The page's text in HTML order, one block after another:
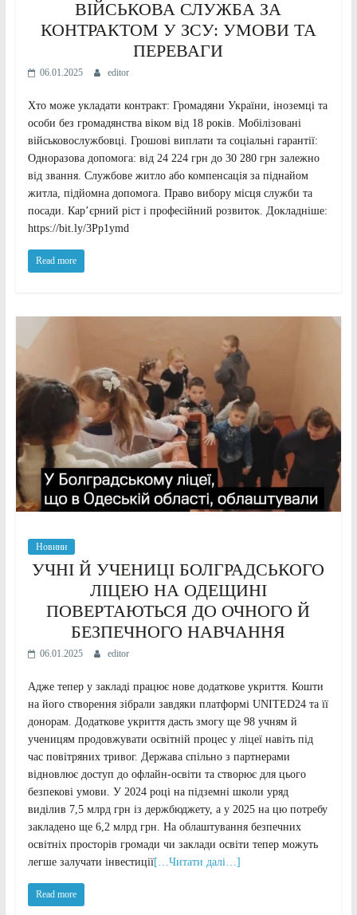
ВІЙСЬКОВА СЛУЖБА ЗА
КОНТРАКТОМ У ЗСУ: УМОВИ ТА
ПЕРЕВАГИ
06.01.2025 editor
Хто може укладати контракт: Громадяни України, іноземці та
особи без громадянства віком від 18 років. Мобілізовані
військовослужбовці. Грошові виплати та соціальні гарантії:
Одноразова допомога: від 24 224 грн до 30 280 грн залежно
від звання. Службове житло або компенсація за піднайом
житла, підйомна допомога. Право вибору місця служби та
посади. Кар’єрний ріст і професійний розвиток. Докладніше:
https://bit.ly/3Pp1ymd
Read more
Новини
УЧНІ Й УЧЕНИЦІ БОЛГРАДСЬКОГО
ЛІЦЕЮ НА ОДЕЩИНІ
ПОВЕРТАЮТЬСЯ ДО ОЧНОГО Й
БЕЗПЕЧНОГО НАВЧАННЯ
06.01.2025 editor
Адже тепер у закладі працює нове додаткове укриття. Кошти
на його створення зібрали завдяки платформі UNITED24 та її
донорам. Додаткове укриття дасть змогу ще 98 учням й
ученицям продовжувати освітній процес у ліцеї навіть під
час повітряних тривог. Держава спільно з партнерами
відновлює доступ до офлайн-освіти та створює для цього
безпекові умови. У 2024 році на підземні школи уряд
виділив 7,5 млрд грн із держбюджету, а у 2025 на цю потребу
закладено ще 6,2 млрд грн. На облаштування безпечних
освітніх просторів громади чи заклади освіти тепер можуть
легше залучати інвестиції[…Читати далі…]
Read more